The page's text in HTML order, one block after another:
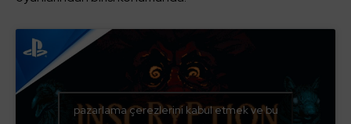
pazarlama çerezlerini kabul etmek ve bu